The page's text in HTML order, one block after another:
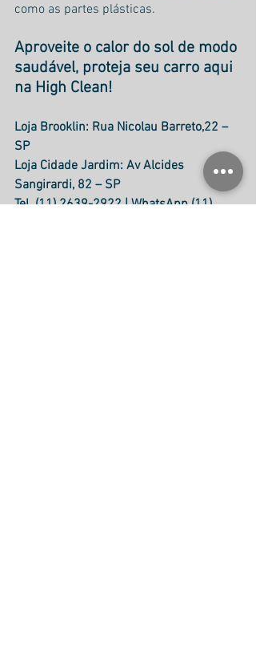
como as partes plásticas.
Aproveite o calor do sol de modo
saudável, proteja seu carro aqui
na High Clean!
Loja Brooklin: Rua Nicolau Barreto,22 –
SP
Loja Cidade Jardim: Av Alcides
Sangirardi, 82 – SP
Tel. (11) 2639-2922 | WhatsApp (11)